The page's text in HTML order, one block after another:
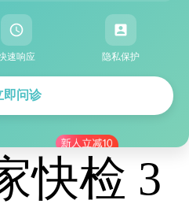
速响应 隐私保护
即问诊
快检 3